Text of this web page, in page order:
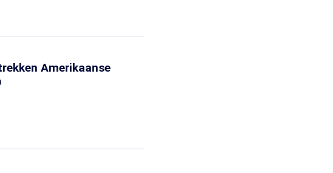
Amerikaanse